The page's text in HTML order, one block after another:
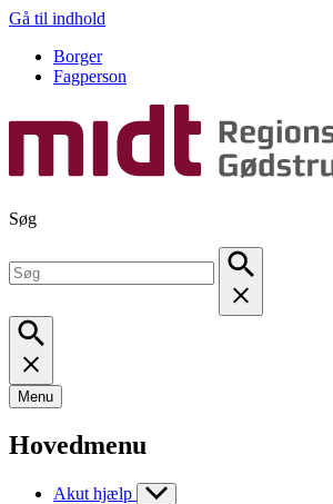
Gå til indhold
Borger
Fagperson
Søg
Menu
Hovedmenu
Akut hjælp